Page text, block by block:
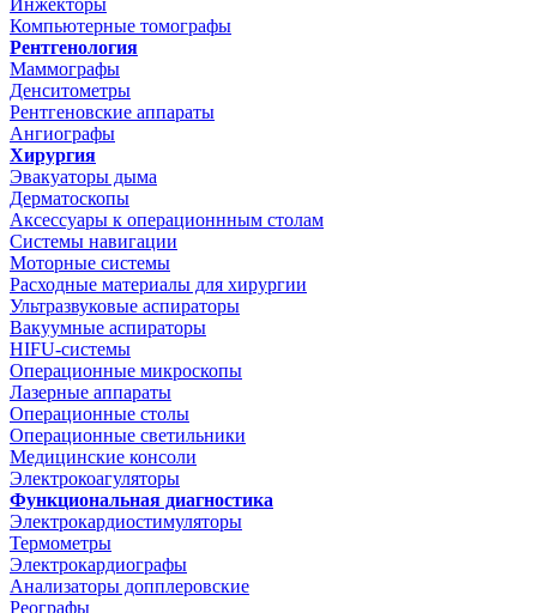
Инжекторы
Компьютерные томографы
Рентгенология
Маммографы
Денситометры
Рентгеновские аппараты
Ангиографы
Хирургия
Эвакуаторы дыма
Дерматоскопы
Аксессуары к операционнным столам
Системы навигации
Моторные системы
Расходные материалы для хирургии
Ультразвуковые аспираторы
Вакуумные аспираторы
HIFU-системы
Операционные микроскопы
Лазерные аппараты
Операционные столы
Операционные светильники
Медицинские консоли
Электрокоагуляторы
Функциональная диагностика
Электрокардиостимуляторы
Термометры
Электрокардиографы
Анализаторы допплеровские
Реографы